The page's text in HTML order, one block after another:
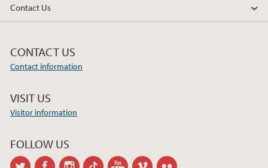
Contact Us
CONTACT US
Contact information
VISIT US
Visitor information
FOLLOW US
twitter facebookinstagram
tiktok youtubevimeo